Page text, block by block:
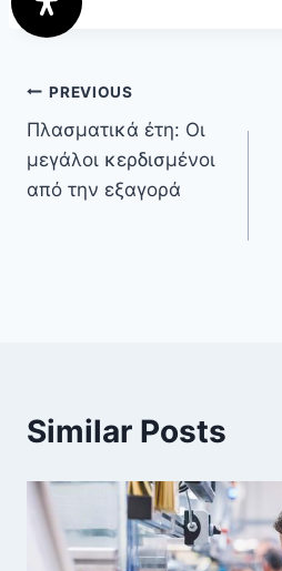
PREVIOUS
Πλασματικά έτη: Οι
μεγάλοι κερδισμένοι
από την εξαγορά
Similar Posts